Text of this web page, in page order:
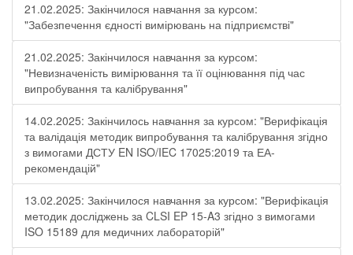
21.02.2025: Закінчилося навчання за курсом:
"Забезпечення єдності вимірювань на підприємстві"
21.02.2025: Закінчилося навчання за курсом:
"Невизначеність вимірювання та її оцінювання під час
випробування та калібрування"
14.02.2025: Закінчилось навчання за курсом: "Верифікація
та валідація методик випробування та калібрування згідно
з вимогами ДСТУ EN ISO/IEC 17025:2019 та ЕА-
рекомендацій"
13.02.2025: Закінчилося навчання за курсом: "Верифікація
методик досліджень за CLSI EP 15-A3 згідно з вимогами
ISO 15189 для медичних лабораторій"